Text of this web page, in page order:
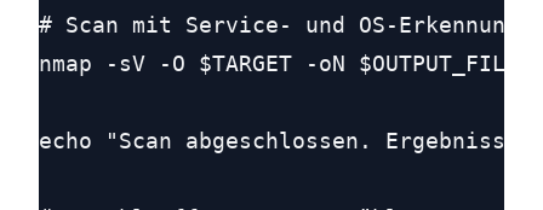
# Scan mit Service- und OS-Erkennung
nmap -sV -O $TARGET -oN $OUTPUT_FILE
echo "Scan abgeschlossen. Ergebnisse